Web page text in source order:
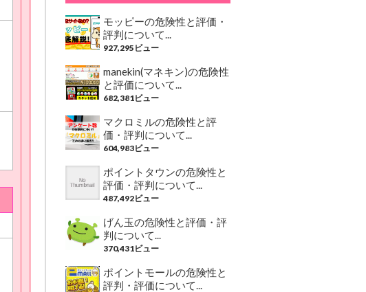
モッピーの危険性と評価・
評判について...
927,295ビュー
manekin(マネキン)の危険性
と評価について...
682,381ビュー
マクロミルの危険性と評
価・評判について...
604,983ビュー
ポイントタウンの危険性と
評価・評判について...
487,492ビュー
げん玉の危険性と評価・評
判について...
370,431ビュー
ポイントモールの危険性と
評判・評価について...